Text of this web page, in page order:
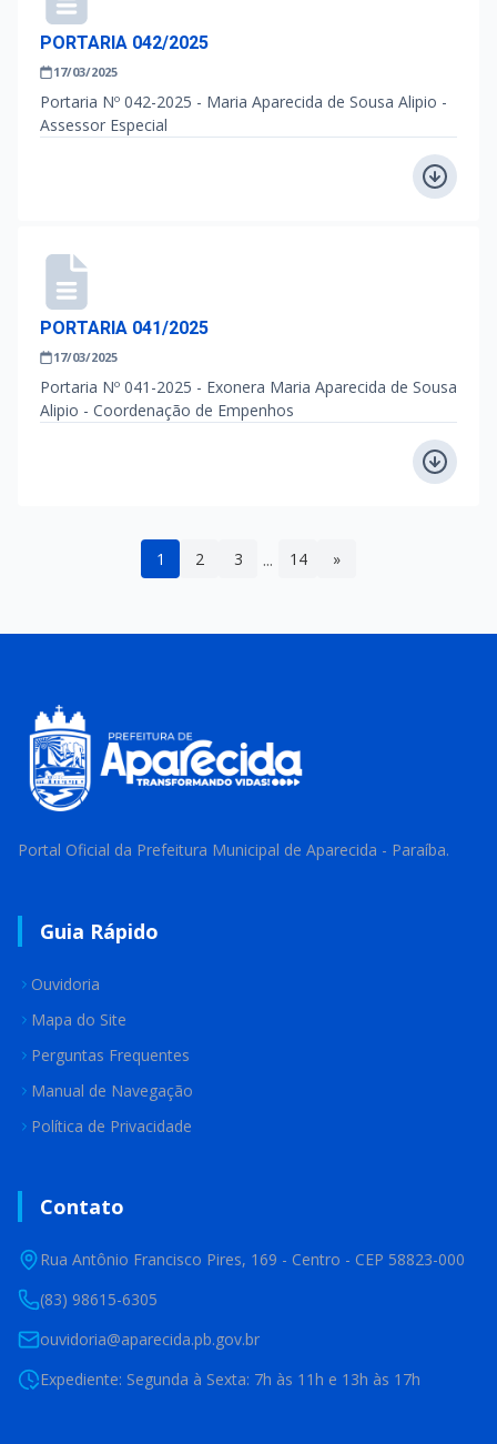
PORTARIA 042/2025
17/03/2025
Portaria Nº 042-2025 - Maria Aparecida de Sousa Alipio -
Assessor Especial
PORTARIA 041/2025
17/03/2025
Portaria Nº 041-2025 - Exonera Maria Aparecida de Sousa
Alipio - Coordenação de Empenhos
1 2 3 ... 14 »
Portal Oficial da Prefeitura Municipal de Aparecida - Paraíba.
Guia Rápido
Ouvidoria
Mapa do Site
Perguntas Frequentes
Manual de Navegação
Política de Privacidade
Contato
Rua Antônio Francisco Pires, 169 - Centro - CEP 58823-000
(83) 98615-6305
ouvidoria@aparecida.pb.gov.br
Expediente: Segunda à Sexta: 7h às 11h e 13h às 17h